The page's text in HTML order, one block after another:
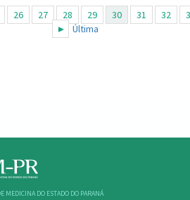
26 27 28 29 30 31 32
Última
MEDICINA DO ESTADO DO PARANÁ